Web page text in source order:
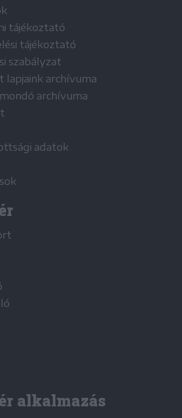
tájékoztató
tájékoztató
szabályzat
archívuma
archívuma
adatok
alkalmazás